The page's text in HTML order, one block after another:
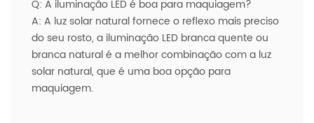
Q: A iluminação LED é boa para maquiagem?
A: A luz solar natural fornece o reflexo mais preciso
do seu rosto, a iluminação LED branca quente ou
branca natural é a melhor combinação com a luz
solar natural, que é uma boa opção para
maquiagem.